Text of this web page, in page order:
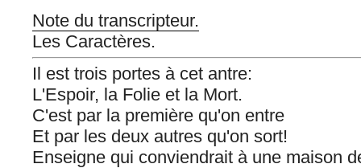
Note du transcripteur.
Les Caractères.
Il est trois portes à cet antre:
L'Espoir, la Folie et la Mort.
C'est par la première qu'on entre
Et par les deux autres qu'on sort!
Enseigne qui conviendrait à une maison